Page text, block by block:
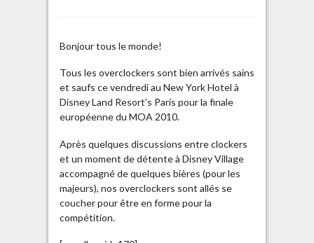
Bonjour tous le monde!
Tous les overclockers sont bien arrivés sains
et saufs ce vendredi au New York Hotel à
Disney Land Resort’s Paris pour la finale
européenne du MOA 2010.
Après quelques discussions entre clockers
et un moment de détente à Disney Village
accompagné de quelques bières (pour les
majeurs), nos overclockers sont allés se
coucher pour être en forme pour la
compétition.